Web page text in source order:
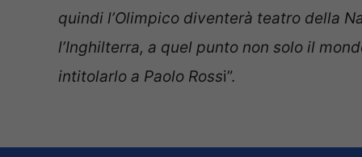
quindi l’Olimpico diventerà teatro della
l’Inghilterra, a quel punto non solo il
intitolarlo a Paolo Rossi”.